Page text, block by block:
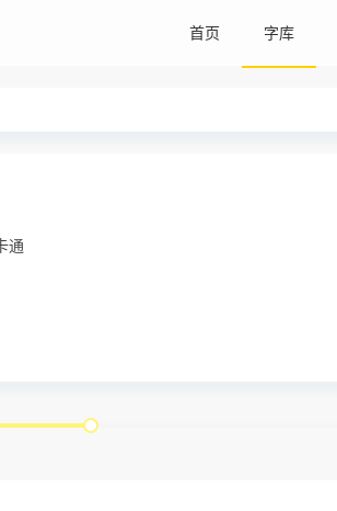
首页 字库
通